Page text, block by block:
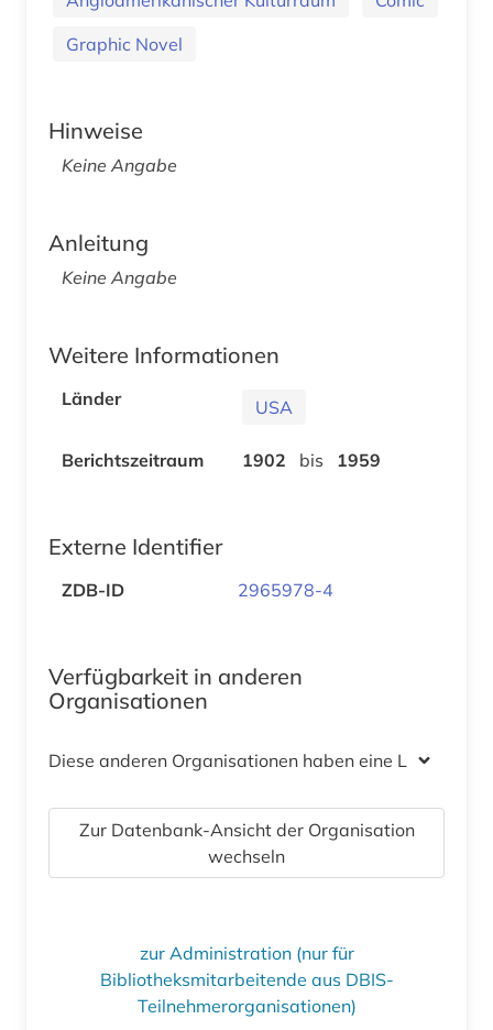
Graphic Novel
Hinweise
Keine Angabe
Anleitung
Keine Angabe
Weitere Informationen
Länder USA
Berichtszeitraum 1902 bis 1959
Externe Identifier
ZDB-ID 2965978-4
Verfügbarkeit in anderen
Organisationen
Diese anderen Organisationen haben eine Lizenz
Zur Datenbank-Ansicht der Organisation
wechseln
zur Administration (nur für
Bibliotheksmitarbeitende aus DBIS-
Teilnehmerorganisationen)